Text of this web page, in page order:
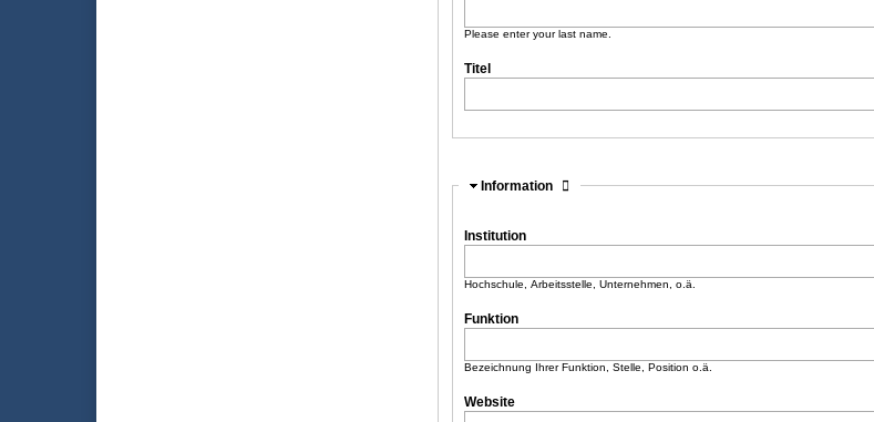
Please enter your last name.
Titel
Ausblenden
Information
Institution
Hochschule, Arbeitsstelle, Unternehmen, o.ä.
Funktion
Bezeichnung Ihrer Funktion, Stelle, Position o.ä.
Website